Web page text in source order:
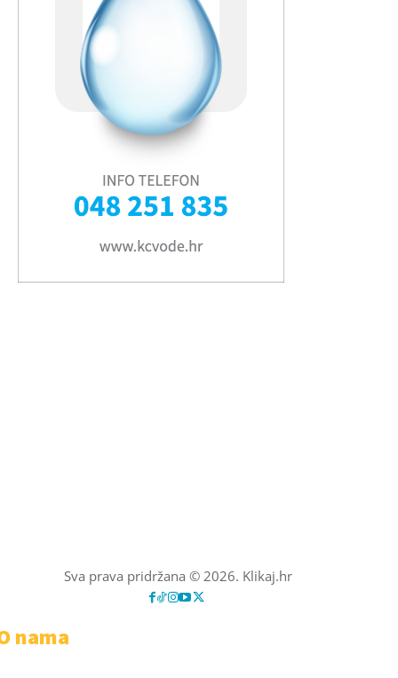
Sva prava pridržana © 2026. Klikaj.hr
nama